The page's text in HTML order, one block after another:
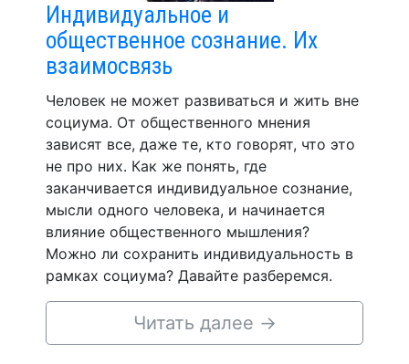
Индивидуальное и
общественное сознание. Их
взаимосвязь
Человек не может развиваться и жить вне
социума. От общественного мнения
зависят все, даже те, кто говорят, что это
не про них. Как же понять, где
заканчивается индивидуальное сознание,
мысли одного человека, и начинается
влияние общественного мышления?
Можно ли сохранить индивидуальность в
рамках социума? Давайте разберемся.
Читать далее →